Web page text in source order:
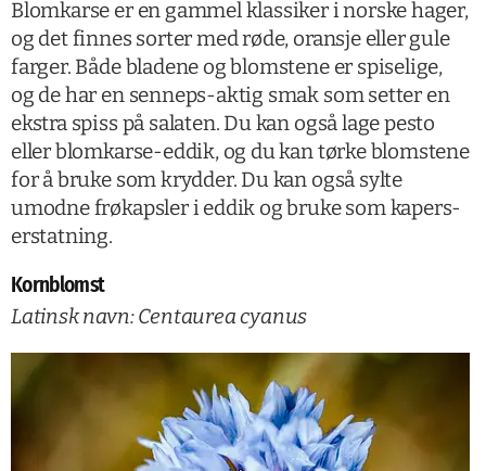
Blomkarse er en gammel klassiker i norske hager,
og det finnes sorter med røde, oransje eller gule
farger. Både bladene og blomstene er spiselige,
og de har en senneps-aktig smak som setter en
ekstra spiss på salaten. Du kan også lage pesto
eller blomkarse-eddik, og du kan tørke blomstene
for å bruke som krydder. Du kan også sylte
umodne frøkapsler i eddik og bruke som kapers-
erstatning.
Kornblomst
Latinsk navn: Centaurea cyanus